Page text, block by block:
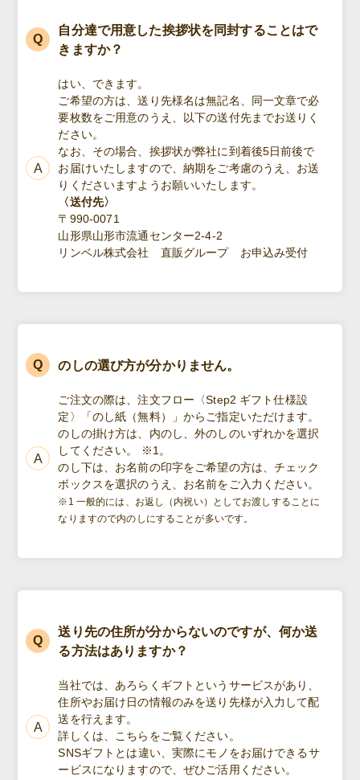
自分達で用意した挨拶状を同封することはで
きますか？
はい、できます。
ご希望の方は、送り先様名は無記名、同一文章で必
要枚数をご用意のうえ、以下の送付先までお送りく
ださい。
なお、その場合、挨拶状が弊社に到着後5日前後で
お届けいたしますので、納期をご考慮のうえ、お送
りくださいますようお願いいたします。
〈送付先〉
〒990-0071
山形県山形市流通センター2-4-2
リンベル株式会社 直販グループ お申込み受付
のしの選び方が分かりません。
ご注文の際は、注文フロー〈Step2 ギフト仕様設
定〉「のし紙（無料）」からご指定いただけます。
のしの掛け方は、内のし、外のしのいずれかを選択
してください。 ※1。
のし下は、お名前の印字をご希望の方は、チェック
ボックスを選択のうえ、お名前をご入力ください。
※1 一般的には、お返し（内祝い）としてお渡しすることに
なりますので内のしにすることが多いです。
送り先の住所が分からないのですが、何か送
る方法はありますか？
当社では、あろらくギフトというサービスがあり、
住所やお届け日の情報のみを送り先様が入力して配
送を行えます。
詳しくは、こちらをご覧ください。
SNSギフトとは違い、実際にモノをお届けできるサ
ービスになりますので、ぜひご活用ください。